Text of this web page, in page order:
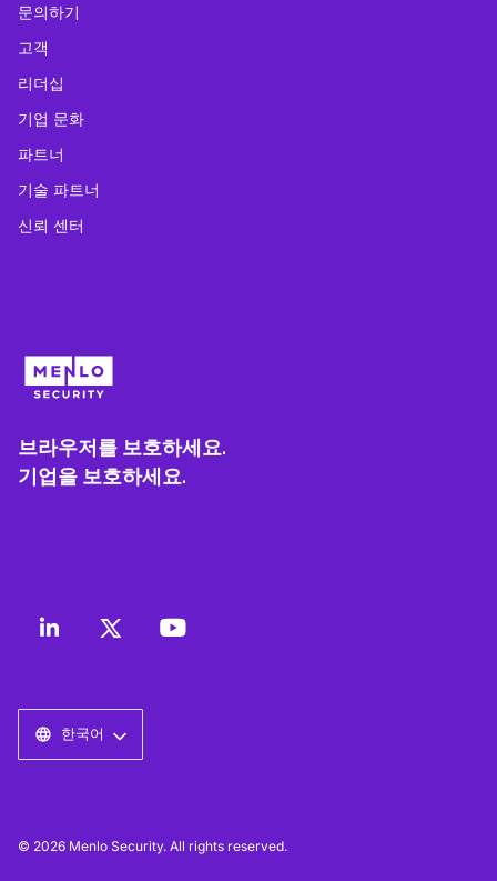
문의하기
고객
리더십
기업 문화
파트너
기술 파트너
신뢰 센터
브라우저를 보호하세요.
기업을 보호하세요.
한국어
© 2026 Menlo Security. All rights reserved.